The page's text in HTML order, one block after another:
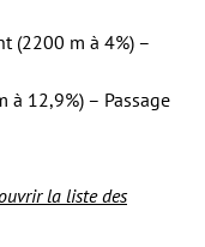
(2200 m à 4%) –
à 12,9%) – Passage
la liste des